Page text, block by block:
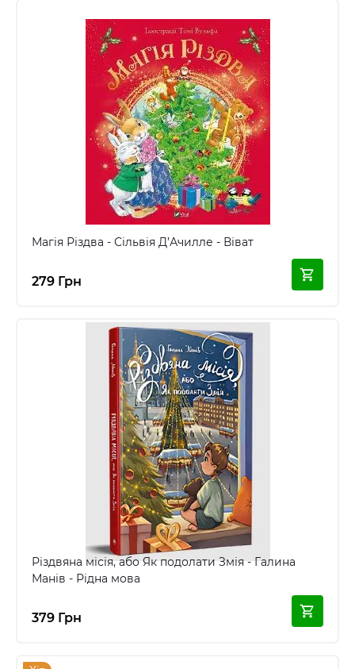
Магія Різдва - Сільвія Д’Ачилле - Віват
279 Грн
Різдвяна місія, або Як подолати Змія - Галина
Манів - Рідна мова
379 Грн